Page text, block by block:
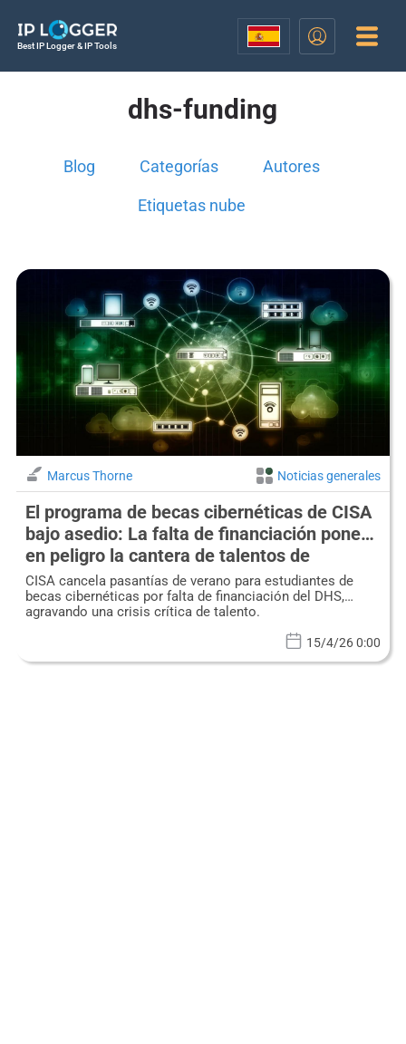
Best IP Logger & IP Tools
dhs-funding
Blog Categorías Autores
Etiquetas nube
Marcus Thorne Noticias generales
El programa de becas cibernéticas de CISA
bajo asedio: La falta de financiación pone
en peligro la cantera de talentos de
seguridad nacional
CISA cancela pasantías de verano para estudiantes de
becas cibernéticas por falta de financiación del DHS,
agravando una crisis crítica de talento.
15/4/26 0:00